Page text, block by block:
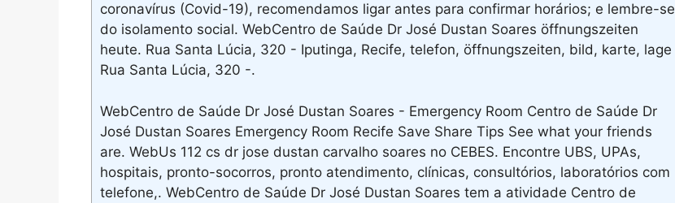
coronavírus (Covid-19), recomendamos ligar antes para confirmar horários; e lembre-se
do isolamento social. WebCentro de Saúde Dr José Dustan Soares öffnungszeiten
heute. Rua Santa Lúcia, 320 - Iputinga, Recife, telefon, öffnungszeiten, bild, karte, lage
Rua Santa Lúcia, 320 -.
WebCentro de Saúde Dr José Dustan Soares - Emergency Room Centro de Saúde Dr
José Dustan Soares Emergency Room Recife Save Share Tips See what your friends
are. WebUs 112 cs dr jose dustan carvalho soares no CEBES. Encontre UBS, UPAs,
hospitais, pronto-socorros, pronto atendimento, clínicas, consultórios, laboratórios com
telefone,. WebCentro de Saúde Dr José Dustan Soares tem a atividade Centro de